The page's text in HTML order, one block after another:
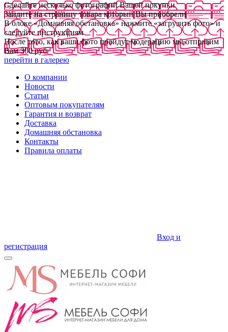
Сделайте несколько фотографий Вашей покупки
Зайдите на страницу товара который Вы приобрели
В блоке «Домашняя обстановка» нажмите «загрузить фото» и
следуйте инструкциям
После того, как ваши фото пройдут модерацию мы отправим
Вам 300 руб
перейти в галерею
О компании
Новости
Статьи
Оптовым покупателям
Гарантия и возврат
Доставка
Домашняя обстановка
Контакты
Правила оплаты
Вход и
регистрация